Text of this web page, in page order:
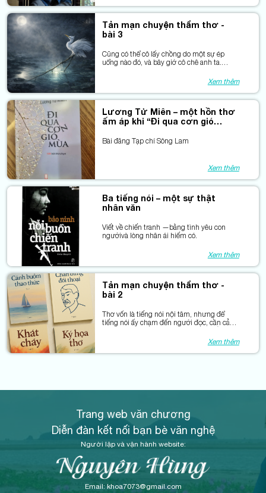
Tản mạn chuyện thẩm thơ -
bài 3
Cũng có thể cô lấy chồng do một sự ép
uổng nào đó, và bây giờ cô chê anh ta.
đã tháo cởi nổi chiếc “gông đeo cổ” ấy?
Xem thêm
Lương Tử Miên – một hồn thơ
ấm áp khi “Đi qua cơn gió
Bài đăng Tạp chí Sông Lam
Xem thêm
Ba tiếng nói – một sự thật
nhân văn
Viết về chiến tranh —bằng tình yêu con
ngườivà lòng nhân ái hiếm có.
Xem thêm
Tản mạn chuyện thẩm thơ -
bài 2
Thơ vốn là tiếng nói nội tâm, nhưng để
tiếng nói ấy chạm đến người đọc, cần cả
Xem thêm
Trang web văn chương
Diễn đàn kết nối bạn bè văn nghệ
Người lập và vận hành website:
Email: khoa7073@gmail.com